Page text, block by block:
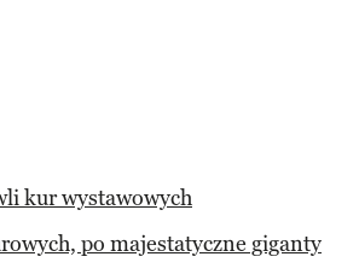
kur wystawowych
po majestatyczne giganty